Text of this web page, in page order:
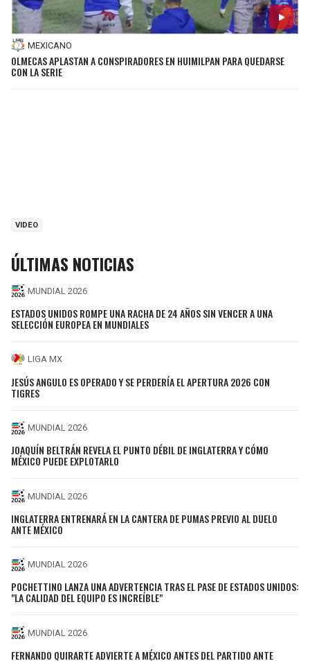
MEXICANO
OLMECAS APLASTAN A CONSPIRADORES EN HUIMILPAN PARA QUEDARSE
CON LA SERIE
VIDEO
ÚLTIMAS NOTICIAS
MUNDIAL 2026
ESTADOS UNIDOS ROMPE UNA RACHA DE 24 AÑOS SIN VENCER A UNA
SELECCIÓN EUROPEA EN MUNDIALES
LIGA MX
JESÚS ANGULO ES OPERADO Y SE PERDERÍA EL APERTURA 2026 CON
TIGRES
MUNDIAL 2026
JOAQUÍN BELTRÁN REVELA EL PUNTO DÉBIL DE INGLATERRA Y CÓMO
MÉXICO PUEDE EXPLOTARLO
MUNDIAL 2026
INGLATERRA ENTRENARÁ EN LA CANTERA DE PUMAS PREVIO AL DUELO
ANTE MÉXICO
MUNDIAL 2026
POCHETTINO LANZA UNA ADVERTENCIA TRAS EL PASE DE ESTADOS UNIDOS:
"LA CALIDAD DEL EQUIPO ES INCREÍBLE"
MUNDIAL 2026
FERNANDO QUIRARTE ADVIERTE A MÉXICO ANTES DEL PARTIDO ANTE